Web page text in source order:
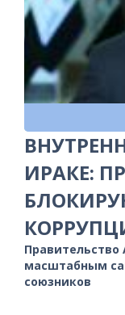
ИРАКЕ:
Правительство
масштабным
союзников